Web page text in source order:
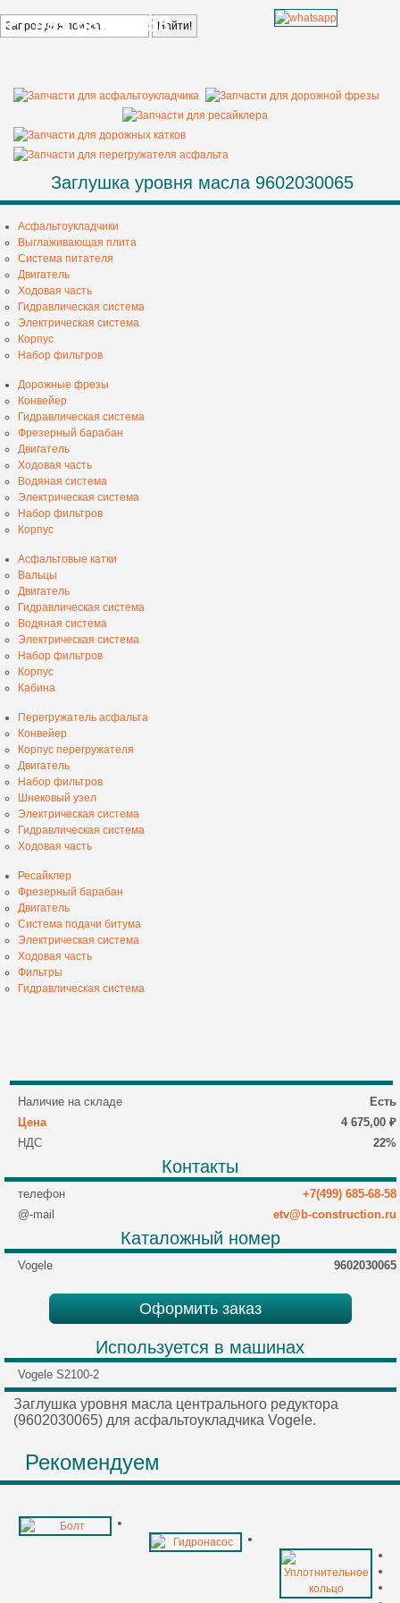
+7 499 685 68 58
Заглушка уровня масла 9602030065
Асфальтоукладчики
Выглаживающая плита
Система питателя
Двигатель
Ходовая часть
Гидравлическая система
Электрическая система
Корпус
Набор фильтров
Дорожные фрезы
Конвейер
Гидравлическая система
Фрезерный барабан
Двигатель
Ходовая часть
Водяная система
Электрическая система
Набор фильтров
Корпус
Асфальтовые катки
Вальцы
Двигатель
Гидравлическая система
Водяная система
Электрическая система
Набор фильтров
Корпус
Кабина
Перегружатель асфальта
Конвейер
Корпус перегружателя
Двигатель
Набор фильтров
Шнековый узел
Электрическая система
Гидравлическая система
Ходовая часть
Ресайклер
Фрезерный барабан
Двигатель
Система подачи битума
Электрическая система
Ходовая часть
Фильтры
Гидравлическая система
Наличие на складе
Есть
Цена
4 675,00 ₽
НДС
22%
Контакты
телефон
+7(499) 685-68-58
@-mail
etv@b-construction.ru
Каталожный номер
Vogele 9602030065
Оформить заказ
Используется в машинах
Vogele S2100-2
Заглушка уровня масла центрального редуктора
(9602030065) для асфальтоукладчика Vogele.
Рекомендуем